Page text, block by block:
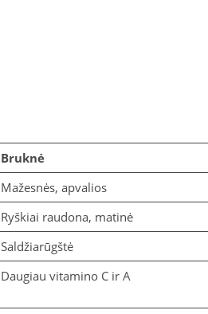
Bruknė
Mažesnės, apvalios
Ryškiai raudona, matinė
Saldžiarūgštė
Daugiau vitamino C ir A